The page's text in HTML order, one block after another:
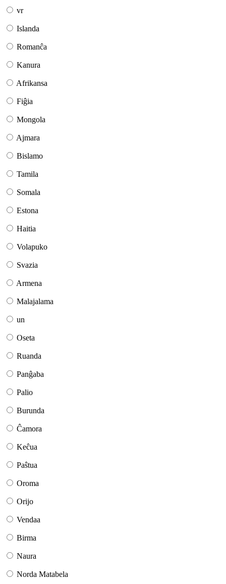
vr
Islanda
Romanĉa
Kanura
Afrikansa
Fiĝia
Mongola
Ajmara
Bislamo
Tamila
Somala
Estona
Haitia
Volapuko
Svazia
Armena
Malajalama
un
Oseta
Ruanda
Panĝaba
Palio
Burunda
Ĉamora
Keĉua
Paŝtua
Oroma
Orijo
Vendaa
Birma
Naura
Norda Matabela